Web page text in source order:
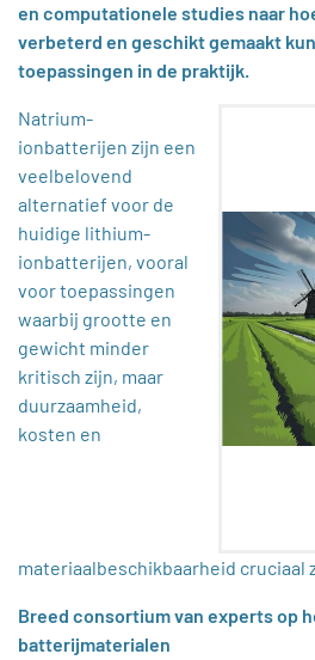
en computationele studies naar
verbeterd en geschikt gemaakt
toepassingen in de praktijk.
Natrium-
ionbatterijen zijn een
veelbelovend
alternatief voor de
huidige lithium-
ionbatterijen, vooral
voor toepassingen
waarbij grootte en
gewicht minder
kritisch zijn, maar
duurzaamheid,
kosten en
materiaalbeschikbaarheid cruciaal
Breed consortium van experts op
batterijmaterialen